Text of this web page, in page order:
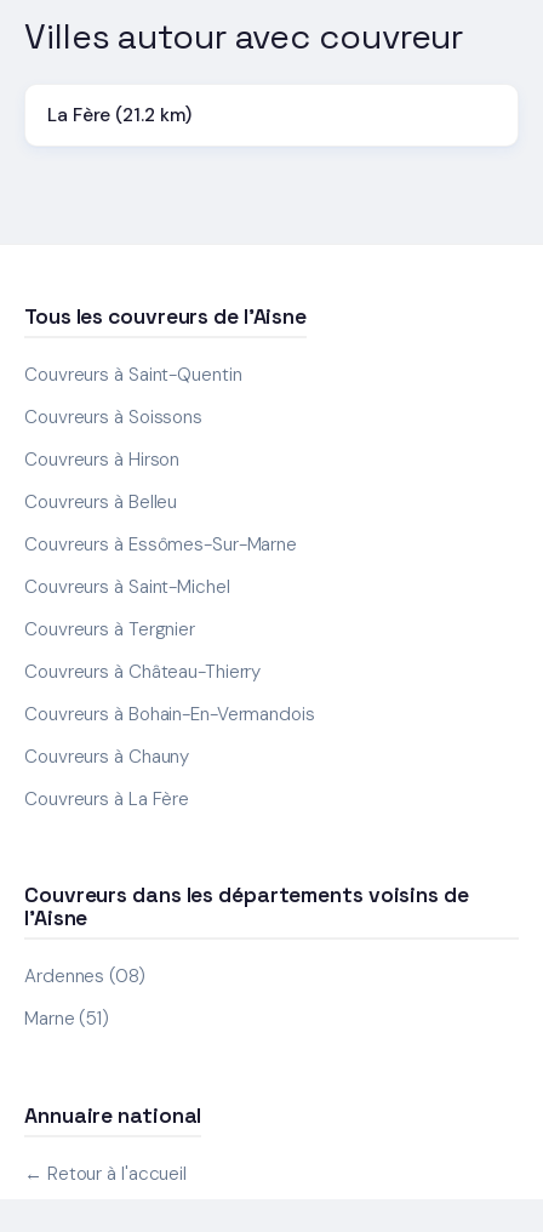
Villes autour avec couvreur
La Fère (21.2 km)
Tous les couvreurs de l'Aisne
Couvreurs à Saint-Quentin
Couvreurs à Soissons
Couvreurs à Hirson
Couvreurs à Belleu
Couvreurs à Essômes-Sur-Marne
Couvreurs à Saint-Michel
Couvreurs à Tergnier
Couvreurs à Château-Thierry
Couvreurs à Bohain-En-Vermandois
Couvreurs à Chauny
Couvreurs à La Fère
Couvreurs dans les départements voisins de
l'Aisne
Ardennes (08)
Marne (51)
Annuaire national
← Retour à l'accueil